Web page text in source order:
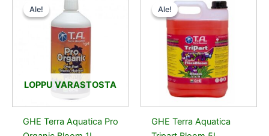
Ale!
LOPPU VARASTOSTA
Ale!
GHE Terra Aquatica Pro
hinta
oli:
15,50 €.
on:
13,95 €.
Ale!
Ale!
GHE Terra Aquatica
hinta
oli:
45,00 €.
hinta
35,55 €.